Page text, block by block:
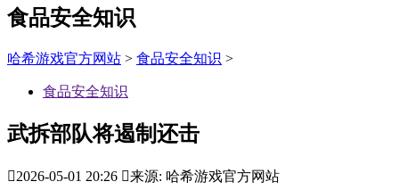
食品安全知识
哈希游戏官方网站 > 食品安全知识 >
食品安全知识
武拆部队将遏制还击
2026-05-01 20:26 来源: 哈希游戏官方网站